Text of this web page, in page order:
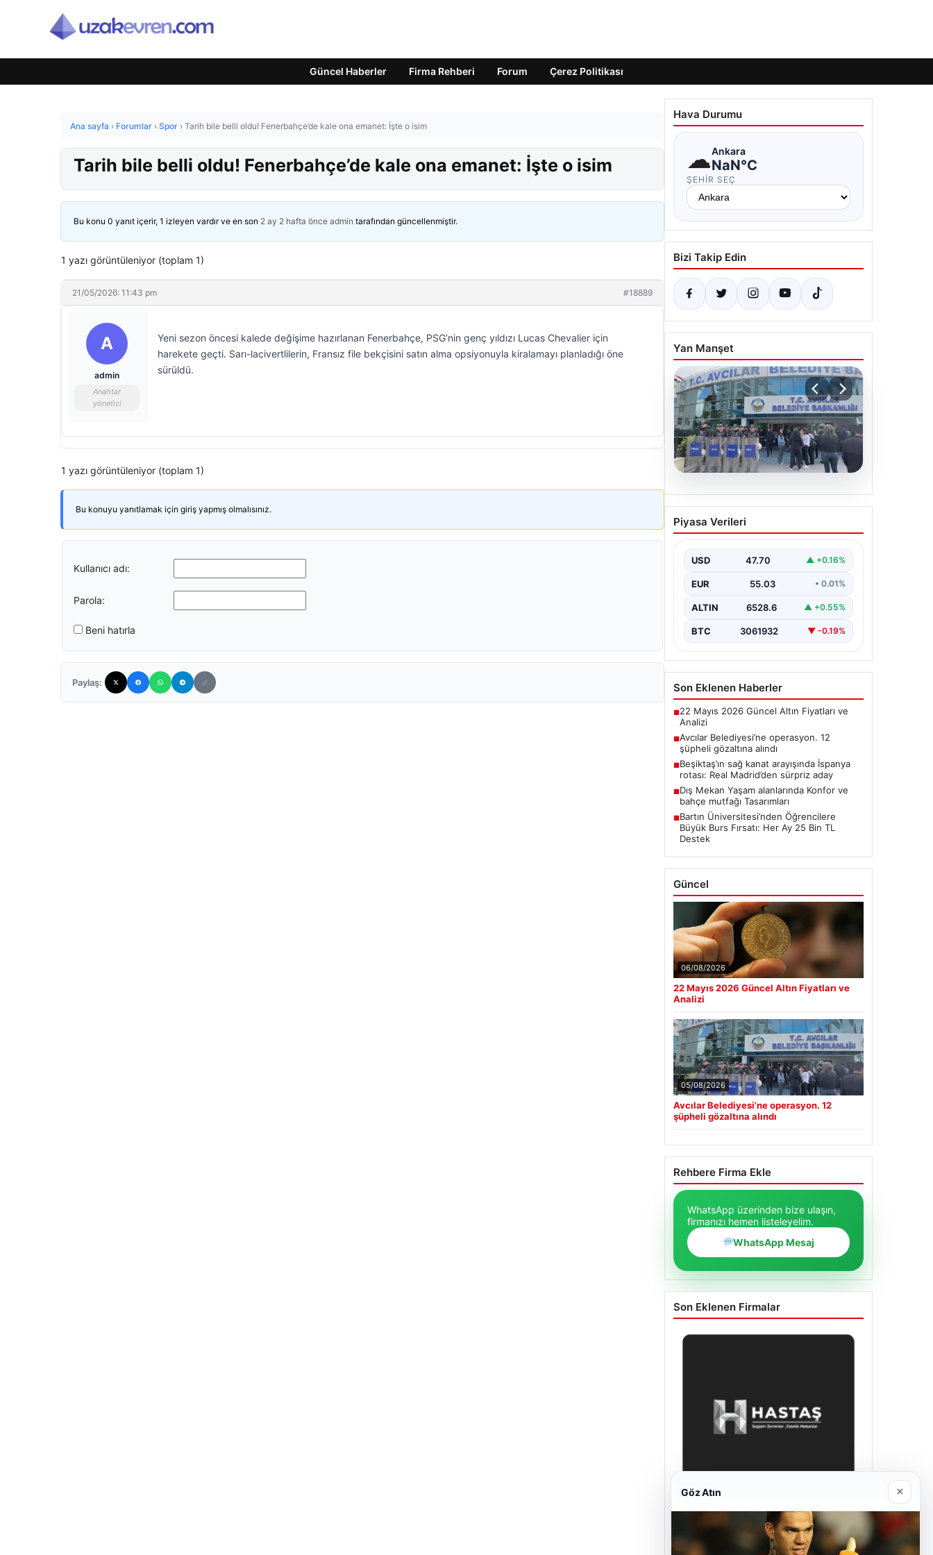
Güncel Haberler Firma Rehberi Forum Çerez Politikası
Ana sayfa › Forumlar › Spor › Tarih bile belli oldu! Fenerbahçe’de kale ona emanet: İşte o isim
Tarih bile belli oldu! Fenerbahçe’de kale ona emanet: İşte o isim
Bu konu 0 yanıt içerir, 1 izleyen vardır ve en son 2 ay 2 hafta önce admin tarafından güncellenmiştir.
1 yazı görüntüleniyor (toplam 1)
21/05/2026: 11:43 pm #18889
A
admin
Anahtar
yönetici
Yeni sezon öncesi kalede değişime hazırlanan Fenerbahçe, PSG’nin genç yıldızı Lucas Chevalier için
harekete geçti. Sarı-lacivertlilerin, Fransız file bekçisini satın alma opsiyonuyla kiralamayı planladığı öne
sürüldü.
1 yazı görüntüleniyor (toplam 1)
Bu konuyu yanıtlamak için giriş yapmış olmalısınız.
Kullanıcı adı:
Parola:
Beni hatırla
Paylaş:
Hava Durumu
☁Ankara
NaN°C
ŞEHIR SEÇ
Bizi Takip Edin
Yan Manşet
Avcılar Belediyesi’ne
operasyon. 12 şüpheli
Piyasa Verileri
USD 47.70 ▲ +0.16%
EUR 55.03 • 0.01%
ALTIN 6528.6 ▲ +0.55%
BTC 3061932 ▼ -0.19%
Son Eklenen Haberler
■22 Mayıs 2026 Güncel Altın Fiyatları ve
Analizi
■Avcılar Belediyesi’ne operasyon. 12
şüpheli gözaltına alındı
■Beşiktaş’ın sağ kanat arayışında İspanya
rotası: Real Madrid’den sürpriz aday
■Dış Mekan Yaşam alanlarında Konfor ve
bahçe mutfağı Tasarımları
■Bartın Üniversitesi’nden Öğrencilere
Büyük Burs Fırsatı: Her Ay 25 Bin TL
Destek
Güncel
06/08/2026
22 Mayıs 2026 Güncel Altın Fiyatları ve
Analizi
05/08/2026
Avcılar Belediyesi’ne operasyon. 12
şüpheli gözaltına alındı
Rehbere Firma Ekle
WhatsApp üzerinden bize ulaşın,
firmanızı hemen listeleyelim.
WhatsApp Mesaj
Son Eklenen Firmalar
Hastaş Beton
26/05/2026
Göz Atın ×